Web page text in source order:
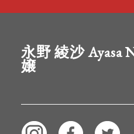
永野 綾沙 Ayasa
嬢